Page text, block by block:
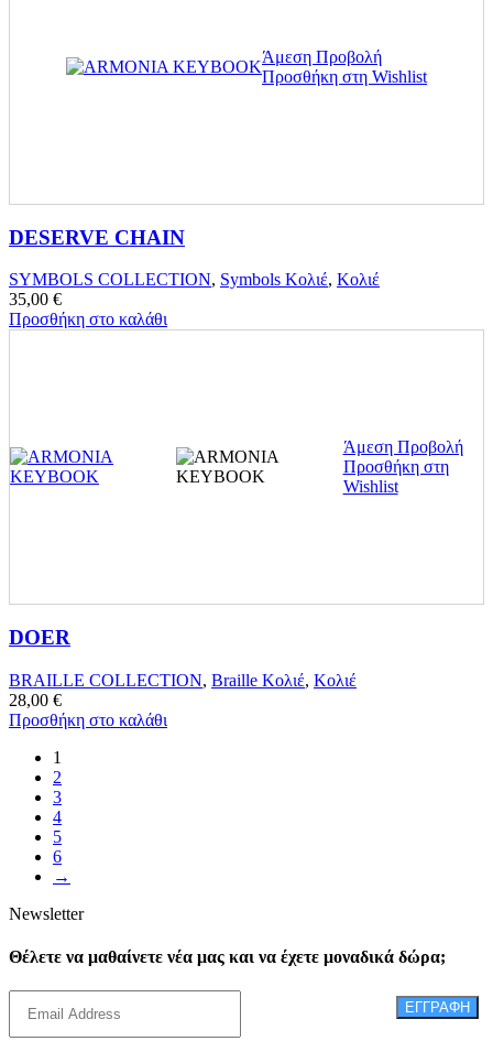
Άμεση Προβολή
Προσθήκη στη Wishlist
DESERVE CHAIN
SYMBOLS COLLECTION, Symbols Κολιέ, Κολιέ
35,00 €
Προσθήκη στο καλάθι
Άμεση Προβολή
Προσθήκη στη
Wishlist
DOER
BRAILLE COLLECTION, Braille Κολιέ, Κολιέ
28,00 €
Προσθήκη στο καλάθι
1
2
3
4
5
6
→
Newsletter
Θέλετε να μαθαίνετε νέα μας και να έχετε μοναδικά δώρα;
ΕΓΓΡΑΦΗ